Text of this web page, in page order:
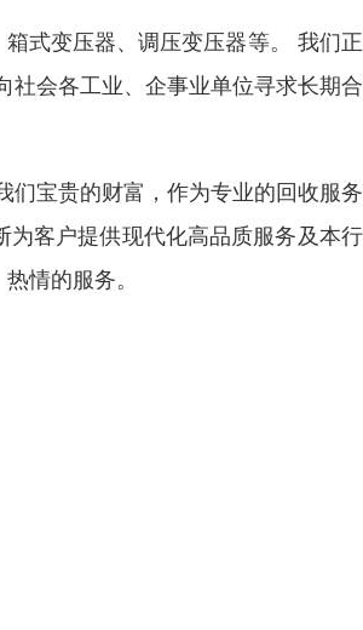
式变压器、调压变压器等。 我们
社会各工业、企事业单位寻求长期
们宝贵的财富，作为专业的回收服
客户提供现代化高品质服务及本
情的服务。